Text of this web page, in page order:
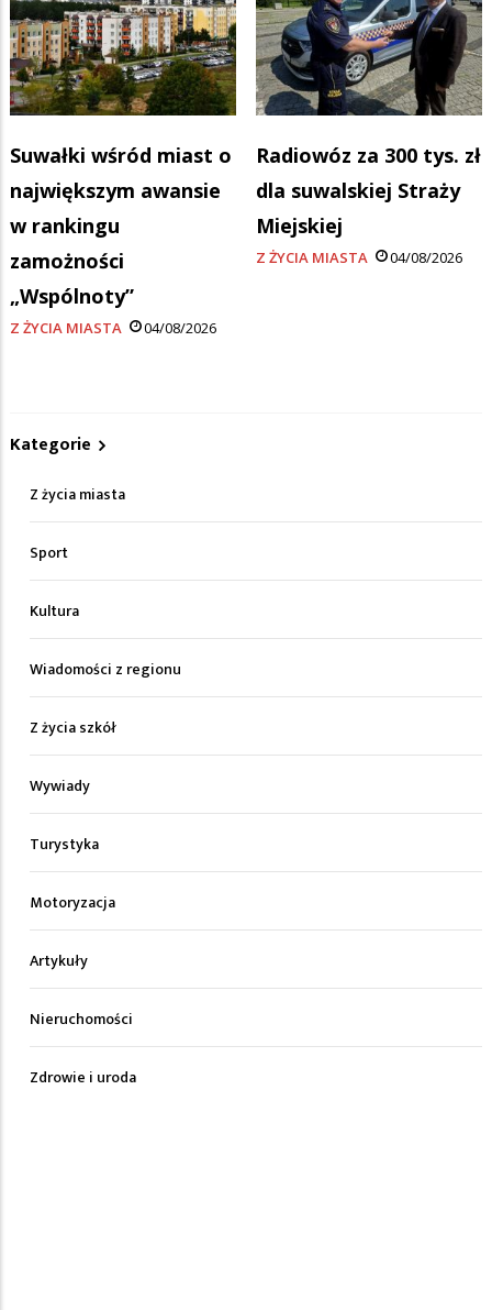
Suwałki wśród miast o
największym awansie
w rankingu
zamożności
„Wspólnoty”
Z ŻYCIA MIASTA 04/08/2026
Radiowóz za 300 tys. zł
dla suwalskiej Straży
Miejskiej
Z ŻYCIA MIASTA 04/08/2026
Kategorie
Z życia miasta
Sport
Kultura
Wiadomości z regionu
Z życia szkół
Wywiady
Turystyka
Motoryzacja
Artykuły
Nieruchomości
Zdrowie i uroda